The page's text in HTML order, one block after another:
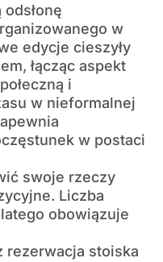
w
edycje cieszyły
łącząc aspekt
i
w nieformalnej
w postaci
swoje rzeczy
Liczba
obowiązuje
rezerwacja stoiska